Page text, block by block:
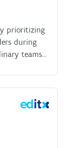
prioritizing
during
teams